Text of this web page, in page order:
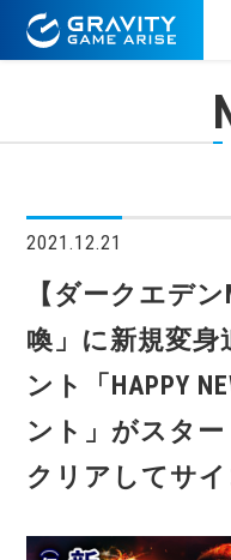
2021.12.21
【ダークエデ
喚」に新規変
ント「HAPPY
ント」がスタ
クリアしてサ